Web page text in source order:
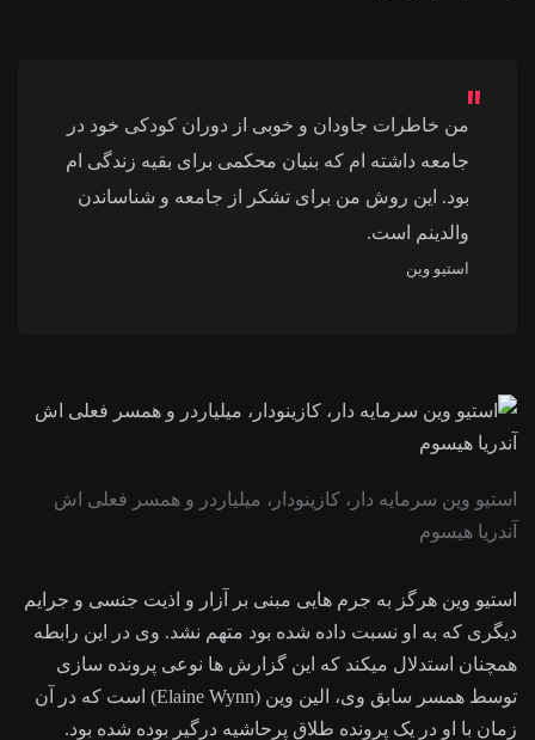
من خاطرات جاودان و خوبی از دوران کودکی خود در
جامعه داشته ام که بنیان محکمی برای بقیه زندگی ام
بود. این روش من برای تشکر از جامعه و شناساندن
والدینم است.
استیو وین
استیو وین سرمایه دار، کازینودار، میلیاردر و همسر فعلی اش
آندریا هیسوم
استیو وین هرگز به جرم هایی مبنی بر آزار و اذیت جنسی و جرایم
دیگری که به او نسبت داده شده بود متهم نشد. وی در این رابطه
همچنان استدلال میکند که این گزارش ها نوعی پرونده سازی
توسط همسر سابق وی، الین وین (Elaine Wynn) است که در آن
زمان با او در یک پرونده طلاق پرحاشیه درگیر بوده شده بود.